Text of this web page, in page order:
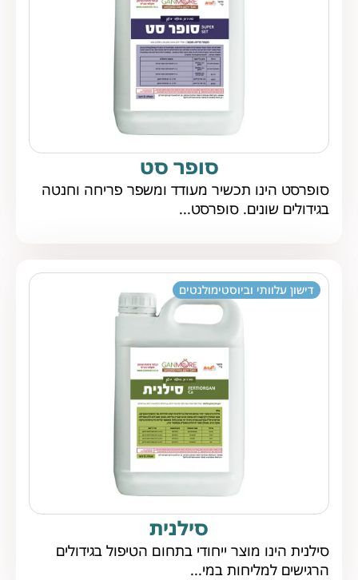
סופר סט
סופרסט הינו תכשיר מעודד ומשפר פריחה וחנטה
בגידולים שונים. סופרסט...
דישון עלוותי וביוסטימולנטים
סילנית
סילנית הינו מוצר ייחודי בתחום הטיפול בגידולים
הרגישים למליחות במי...